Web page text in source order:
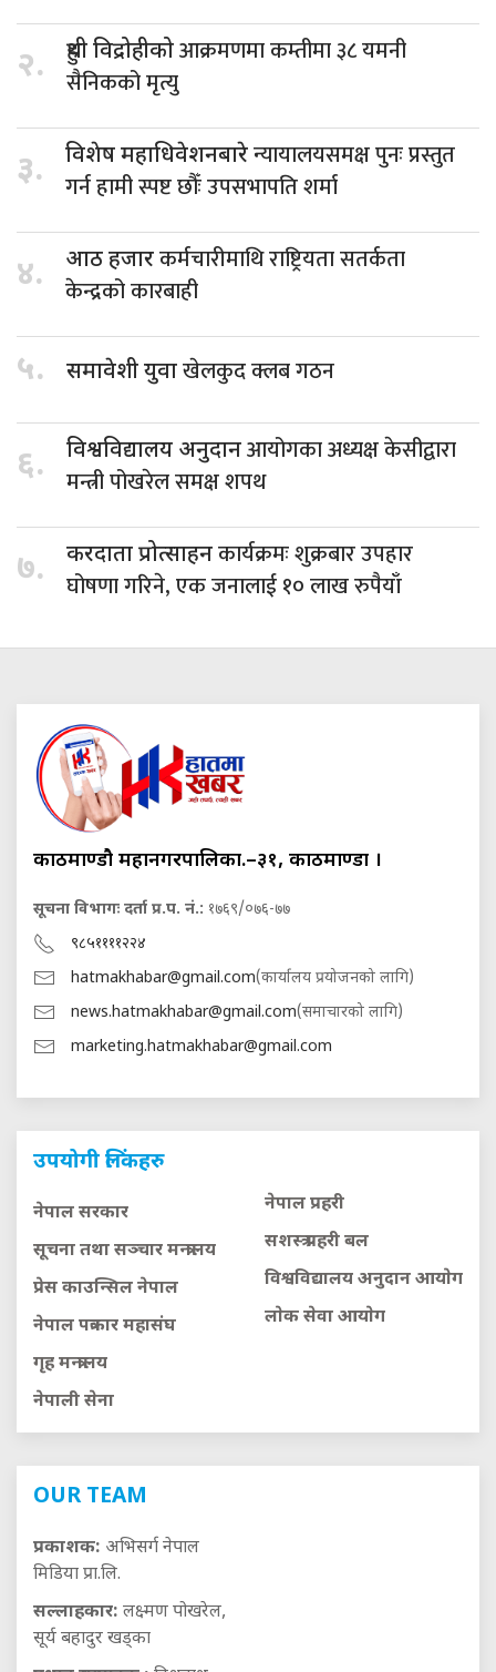
२. हुथी विद्रोहीकोआक्रमणमा कम्तीमा ३८ यमनी
सैनिकको मृत्यु
३. विशेष महाधिवेशनबारेन्यायालयसमक्ष पुनः प्रस्तुत
गर्न हामी स्पष्ट छौँः उपसभापति शर्मा
४. आठ हजारकर्मचारीमाथि राष्ट्रियता सतर्कता
केन्द्रको कारबाही
५. समावेशी युवाखेलकुद क्लब गठन
६. विश्वविद्यालय अनुदानआयोगका अध्यक्ष केसीद्वारा
मन्त्री पोखरेल समक्ष शपथ
७. करदाता प्रोत्साहनकार्यक्रमः शुक्रबार उपहार
घोषणा गरिने, एक जनालाई १० लाख रुपैयाँ
काठमाण्डौ महानगरपालिका.–३१, काठमाण्डौं ।
सूचना विभागः दर्ता प्र.प. नं.: १७६९/०७६-७७
९८५११११२२४
hatmakhabar@gmail.com(कार्यालय प्रयोजनको लागि)
news.hatmakhabar@gmail.com(समाचारको लागि)
marketing.hatmakhabar@gmail.com
उपयोगी लिंकहरु
नेपाल सरकार
सूचना तथा सञ्चार मन्त्रालय
प्रेस काउन्सिल नेपाल
नेपाल पत्रकार महासंघ
गृह मन्त्रालय
नेपाली सेना
नेपाल प्रहरी
सशस्त्र प्रहरी बल
विश्वविद्यालय अनुदान आयाेग
लाेक सेवा आयाेग
OUR TEAM
प्रकाशक: अभिसर्ग नेपाल
मिडिया प्रा.लि.
सल्लाहकार: लक्ष्मण पोखरेल,
सूर्य बहादुर खड्का